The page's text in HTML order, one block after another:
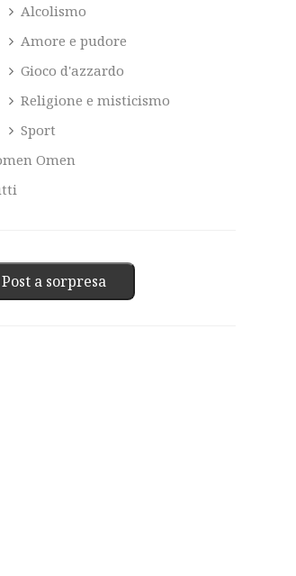
Alcolismo
Amore e pudore
Gioco d'azzardo
Religione e misticismo
Sport
Omen
Post a sorpresa